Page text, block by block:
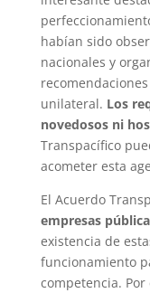
habían sido
nacionales y
unilateral. Los
novedosos ni
Transpacífico
acometer esta
El Acuerdo
empresas
existencia de
funcionamiento
competencia.